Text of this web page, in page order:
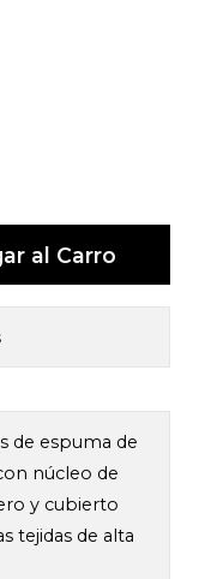
al Carro
de espuma de
núcleo de
y cubierto
tejidas de alta